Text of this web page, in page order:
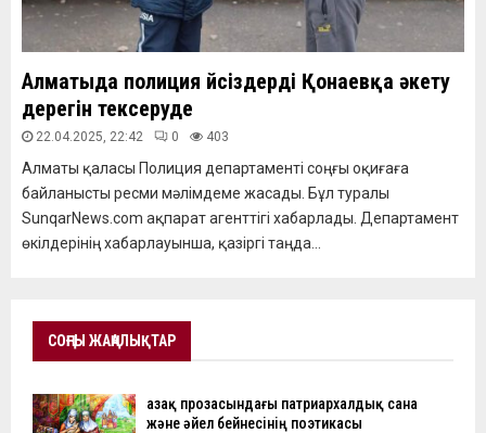
Алматыда полиция үйсіздерді Қонаевқа әкету
дерегін тексеруде
22.04.2025, 22:42 0 403
Алматы қаласы Полиция департаменті соңғы оқиғаға
байланысты ресми мәлімдеме жасады. Бұл туралы
SunqarNews.com ақпарат агенттігі хабарлады. Департамент
өкілдерінің хабарлауынша, қазіргі таңда...
СОҢҒЫ ЖАҢАЛЫҚТАР
Қазақ прозасындағы патриархалдық сана
және әйел бейнесінің поэтикасы